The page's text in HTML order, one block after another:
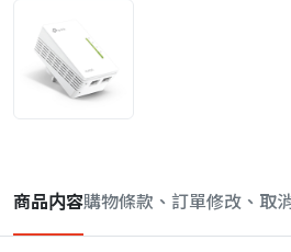
商品内容購物條款、訂單修改、取